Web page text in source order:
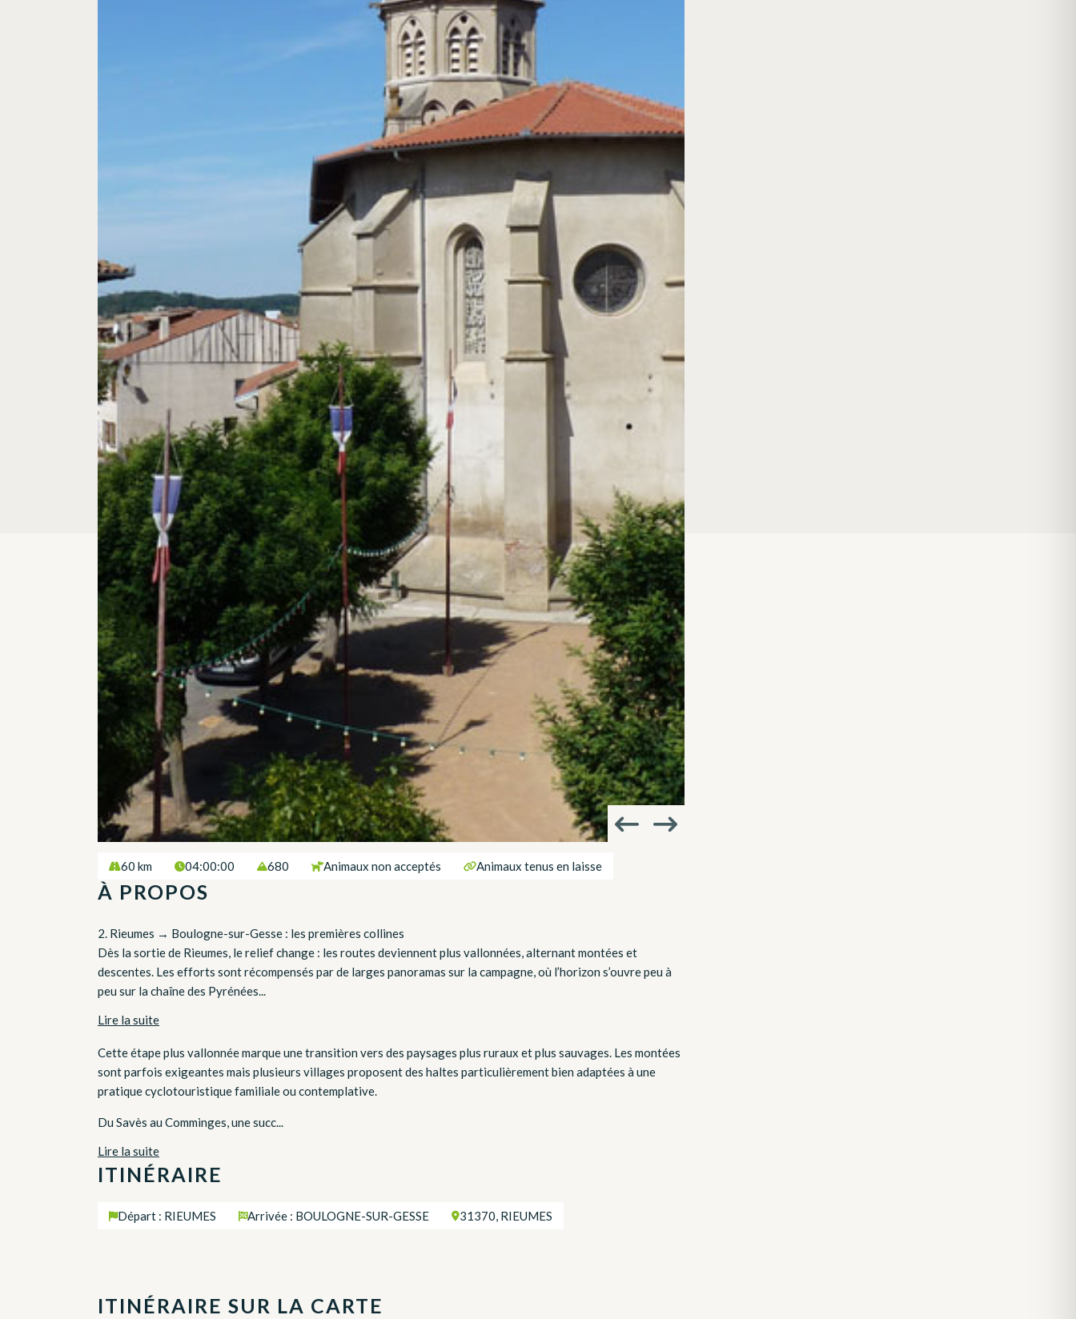
60 km 04:00:00 680 Animaux non acceptés Animaux tenus en laisse
À PROPOS
2. Rieumes → Boulogne-sur-Gesse : les premières collines
Dès la sortie de Rieumes, le relief change : les routes deviennent plus vallonnées, alternant montées et
descentes. Les efforts sont récompensés par de larges panoramas sur la campagne, où l’horizon s’ouvre peu à
peu sur la chaîne des Pyrénées...
Lire la suite
Cette étape plus vallonnée marque une transition vers des paysages plus ruraux et plus sauvages. Les montées
sont parfois exigeantes mais plusieurs villages proposent des haltes particulièrement bien adaptées à une
pratique cyclotouristique familiale ou contemplative.
Du Savès au Comminges, une succ...
Lire la suite
ITINÉRAIRE
Départ : RIEUMES Arrivée : BOULOGNE-SUR-GESSE 31370, RIEUMES
ITINÉRAIRE SUR LA CARTE